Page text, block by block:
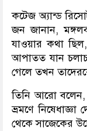
কটেজ অ্যান্ড
জন জানান,
যাওয়ার কথা
আপাতত যান
গেলে তখন
তিনি আরো বলেন,
ভ্রমণে
থেকে সাজেকের